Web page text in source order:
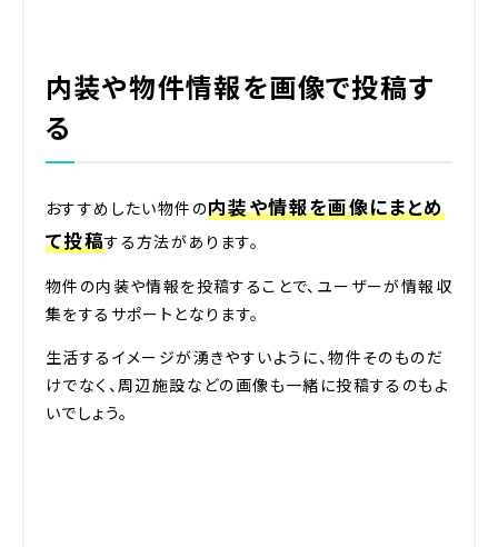
内装や物件情報を画像で投稿す
る
おすすめしたい物件の内装や情報を画像にまとめ
て投稿する方法があります。
物件の内装や情報を投稿することで、ユーザーが情報収
集をするサポートとなります。
生活するイメージが湧きやすいように、物件そのものだ
けでなく、周辺施設などの画像も一緒に投稿するのもよ
いでしょう。